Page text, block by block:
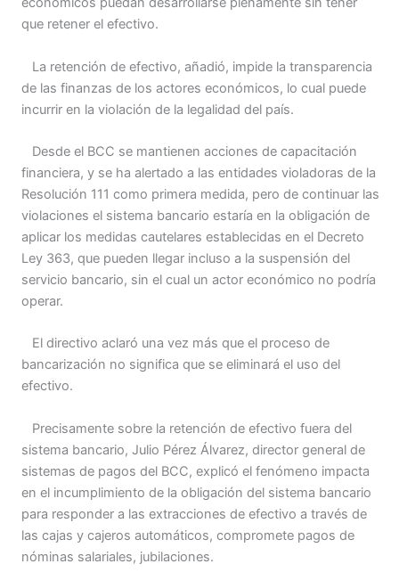
que retener el efectivo.
La retención de efectivo, añadió, impide la transparencia
de las finanzas de los actores económicos, lo cual puede
incurrir en la violación de la legalidad del país.
Desde el BCC se mantienen acciones de capacitación
financiera, y se ha alertado a las entidades violadoras de la
Resolución 111 como primera medida, pero de continuar las
violaciones el sistema bancario estaría en la obligación de
aplicar los medidas cautelares establecidas en el Decreto
Ley 363, que pueden llegar incluso a la suspensión del
servicio bancario, sin el cual un actor económico no podría
operar.
El directivo aclaró una vez más que el proceso de
bancarización no significa que se eliminará el uso del
efectivo.
Precisamente sobre la retención de efectivo fuera del
sistema bancario, Julio Pérez Álvarez, director general de
sistemas de pagos del BCC, explicó el fenómeno impacta
en el incumplimiento de la obligación del sistema bancario
para responder a las extracciones de efectivo a través de
las cajas y cajeros automáticos, compromete pagos de
nóminas salariales, jubilaciones.